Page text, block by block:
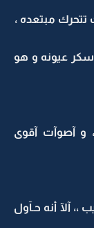
مبتعده ،
سكر عيونه و هو
و آصوآت آقوى
آلآ أنه حـآول